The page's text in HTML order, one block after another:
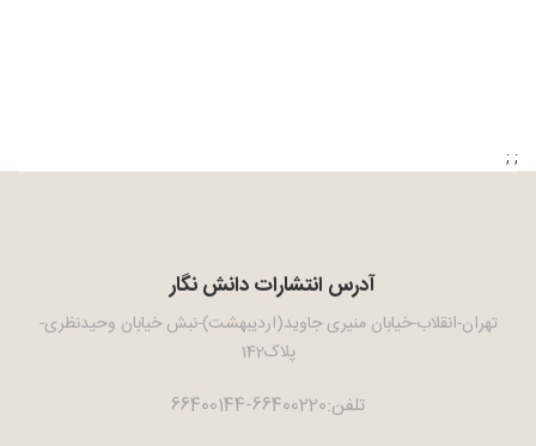
; ;
آدرس انتشارات دانش نگار
تهران-انقلاب-خیابان منیری جاوید(اردیبهشت)-نبش خیابان وحیدنظری-
پلاک142
تلفن:66400220-66400144